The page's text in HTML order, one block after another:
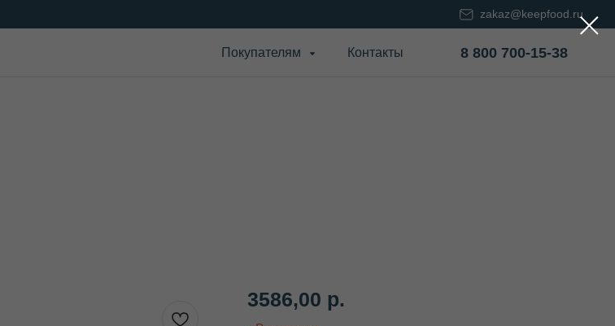
Покупателям 8 800 700-15-38
Контакты
zakaz@keepfood.ru
3586,00 р.